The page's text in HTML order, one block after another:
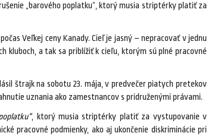
„barového poplatku“, ktorý musia striptérky platiť za
Veľkej ceny Kanady. Cieľ je jasný – nepracovať v jednu
kluboch, a tak sa priblížiť k cieľu, ktorým sú plné pracovné
štrajk na sobotu 23. mája, v predvečer piatych pretekov
uznania ako zamestnancov s pridruženými právami.
, ktorý musia striptérky platiť za vystupovanie v
pracovné podmienky, ako aj ukončenie diskriminácie pri